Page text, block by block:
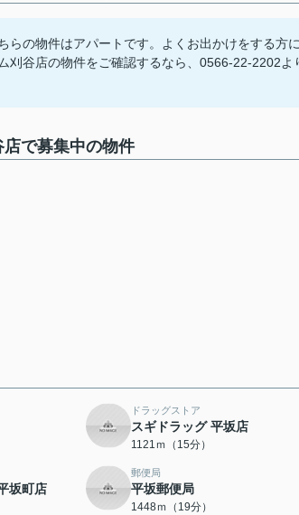
らの物件はアパートです。よくお出かけをする方に
刈谷店の物件をご確認するなら、0566-22-2202よ
で募集中の物件
ドラッグストア
スギドラッグ 平坂店
1121ｍ（15分）
坂町店
郵便局
平坂郵便局
1448ｍ（19分）